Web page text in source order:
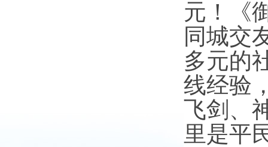
元！《
同城交
多元的
线经验
飞剑、
里是平